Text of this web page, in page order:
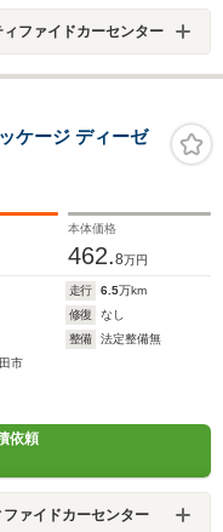
ファイドカーセンター
ケージ ディーゼ
本体価格
462.8万円
走行 6.5万km
修復
なし
整備
法定整備無
市
依頼
ァイドカーセンター